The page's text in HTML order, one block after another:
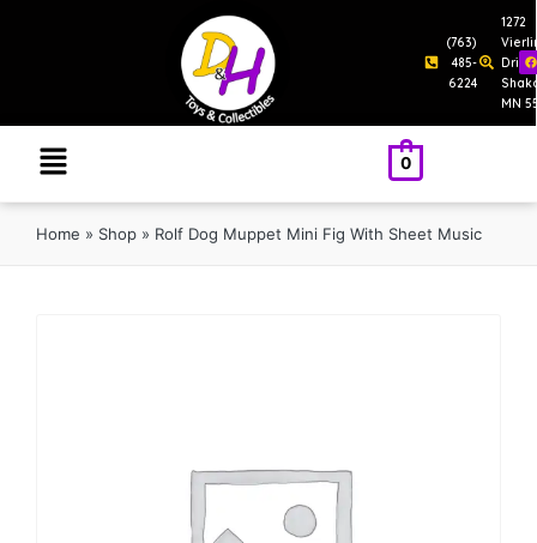
(763)
485-
6224
1272
Drive
MN
0
Home » Shop » Rolf Dog Muppet Mini Fig With Sheet Music